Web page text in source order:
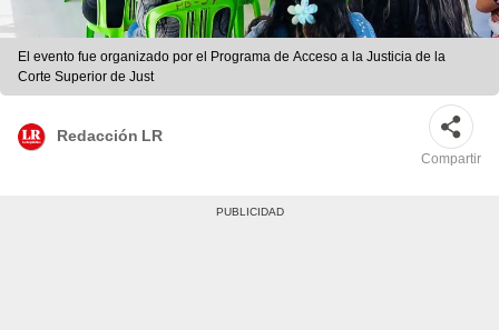
El evento fue organizado por el Programa de Acceso a la Justicia de la
Corte Superior de Just
Redacción LR
Compartir